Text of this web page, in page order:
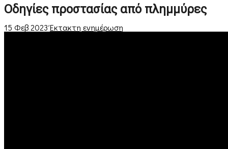
Οδηγίες προστασίας από πλημμύρες
15 Φεβ 2023 Έκτακτη ενημέρωση